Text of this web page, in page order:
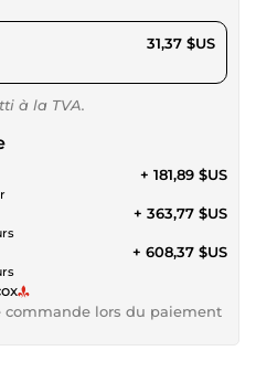
$US 31,37 $US
à la TVA.
+ 181,89 $US
+ 363,77 $US
+ 608,37 $US
commande lors du paiement